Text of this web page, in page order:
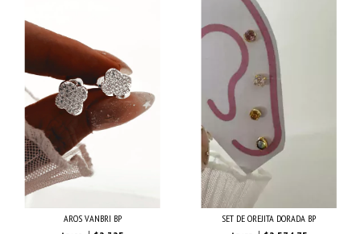
AROS VANBRI BP
SET DE OREJITA DORADA BP